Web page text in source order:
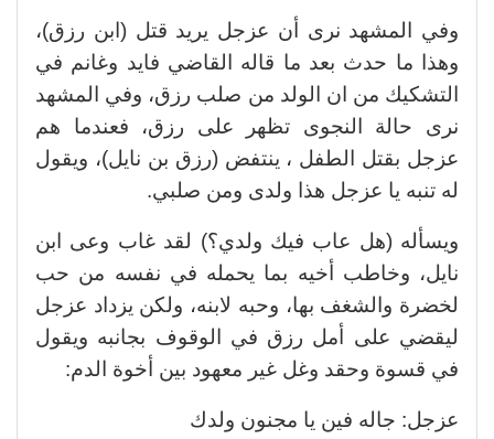
وفي المشهد نرى أن عزجل يريد قتل (ابن رزق)،
وهذا ما حدث بعد ما قاله القاضي فايد وغانم في
التشكيك من ان الولد من صلب رزق، وفي المشهد
نرى حالة النجوى تظهر على رزق، فعندما هم
عزجل بقتل الطفل ، ينتفض (رزق بن نايل)، ويقول
له تنبه يا عزجل هذا ولدى ومن صلبي.
ويسأله (هل عاب فيك ولدي؟) لقد غاب وعى ابن
نايل، وخاطب أخيه بما يحمله في نفسه من حب
لخضرة والشغف بها، وحبه لابنه، ولكن يزداد عزجل
ليقضي على أمل رزق في الوقوف بجانبه ويقول
في قسوة وحقد وغل غير معهود بين أخوة الدم:
عزجل: جاله فين يا مجنون ولدك